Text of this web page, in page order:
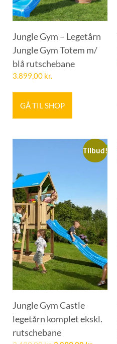
Jungle Gym – Legetårn
Jungle Gym Totem m/
blå rutschebane
3.899,00 kr.
GÅ TIL SHOP
Tilbud!
Jungle Gym Castle
legetårn komplet ekskl.
rutschebane